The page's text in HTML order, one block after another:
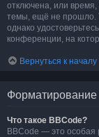
отключена, или
темы, ещё не прошло.
однако
конференции, на
Вернуться к началу
Что такое BBCode?
BBCode — это